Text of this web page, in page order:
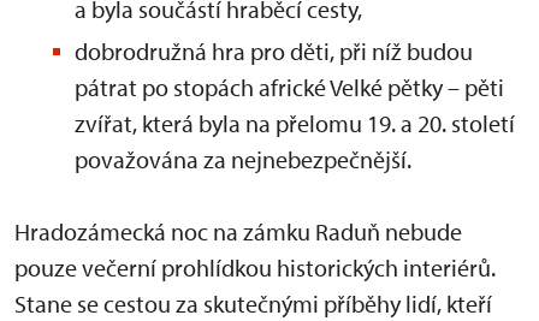
a byla součástí hraběcí cesty,
dobrodružná hra pro děti, při níž budou
pátrat po stopách africké Velké pětky – pěti
zvířat, která byla na přelomu 19. a 20. století
považována za nejnebezpečnější.
Hradozámecká noc na zámku Raduň nebude
pouze večerní prohlídkou historických interiérů.
Stane se cestou za skutečnými příběhy lidí, kteří